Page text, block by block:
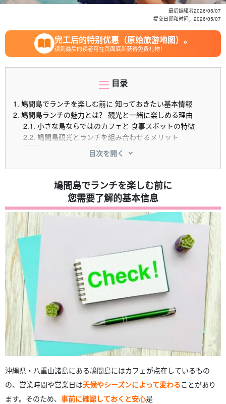
最后编辑者2026/05/07
提交日期和时间； 2026/05/07
完工后的特别优惠（原始旅游地图）。
读到最后的读者可在页面底部获得免费礼物！
目录
1. 鳩間島でランチを楽しむ前に 知っておきたい基本情報
2. 鳩間島ランチの魅力とは？ 観光と一緒に楽しめる理由
2.1. 小さな島ならではのカフェと 食事スポットの特徴
2.2. 鳩間島観光とランチを組み合わせるメリット
鳩間島のおすすめランチスポット3選！
①鳩間島観光のランチ拠点！ お休み処 あざて家
3.2.②豊富なメニューを楽しめる！ 食べ呑み処 ふぁいだ
③民宿も併せて利用できる！ ホシゾラショクドウ
レンタサイクルで巡る鳩間島観光とランチ
5.鳩間島ランチで失敗しないためのポイント
6. 鳩間島のランチに関する よくある質問（FAQ）
7.摘要
目次を開く
鳩間島でランチを楽しむ前に
您需要了解的基本信息
沖縄県・八重山諸島にある鳩間島にはカフェが点在しているもの
の、営業時間や営業日は天候やシーズンによって変わることがあり
ます。そのため、 事前に確認しておくと安心是